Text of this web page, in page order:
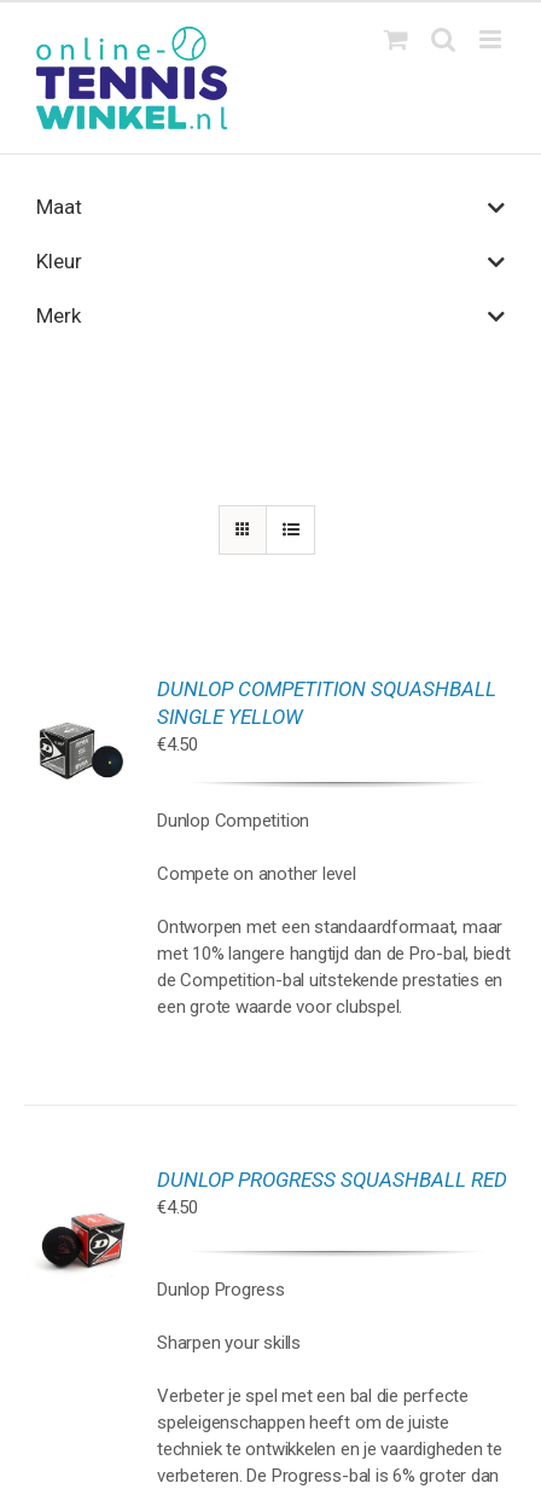
inhoud
DUNLOP COMPETITION SQUASHBALL
SINGLE YELLOW
€4.50
Dunlop Competition
Compete on another level
Ontworpen met een standaardformaat, maar
met 10% langere hangtijd dan de Pro-bal, biedt
de Competition-bal uitstekende prestaties en
een grote waarde voor clubspel.
DUNLOP PROGRESS SQUASHBALL RED
€4.50
Dunlop Progress
Sharpen your skills
Verbeter je spel met een bal die perfecte
speleigenschappen heeft om de juiste
techniek te ontwikkelen en je vaardigheden te
verbeteren. De Progress-bal is 6% groter dan
Maat
Kleur
Merk